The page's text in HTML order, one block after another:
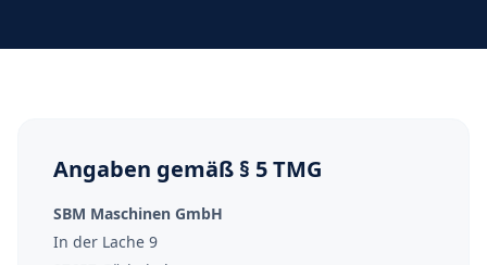
Angaben gemäß § 5 TMG
SBM Maschinen GmbH
In der Lache 9